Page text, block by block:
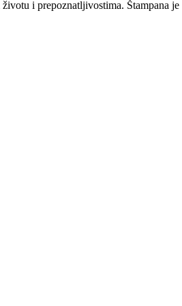
i prepoznatljivostima. Štampana